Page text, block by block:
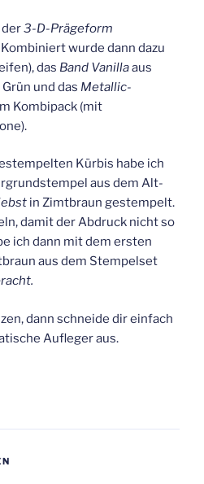
3-D-Prägeform
wurde dann dazu
das Band Vanillaaus
und das Metallic-
Kombipack (mit
Kürbis habe ich
aus dem Alt-
in Zimtbraun gestempelt.
damit der Abdruck nicht so
ich dann mit dem ersten
aus dem Stempelset
dann schneide dir einfach
Aufleger aus.